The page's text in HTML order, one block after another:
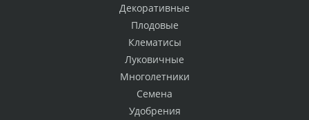
Декоративные
Плодовые
Клематисы
Луковичные
Многолетники
Семена
Удобрения